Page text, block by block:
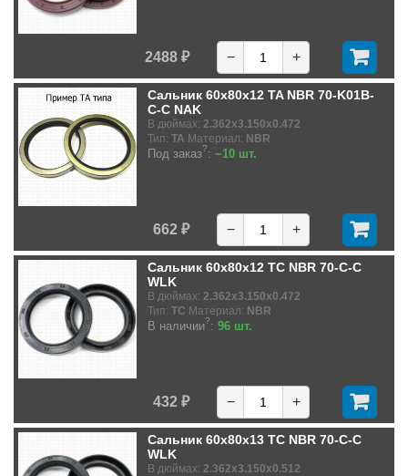
2488 ₽ − +
Сальник 60x80x12 TA NBR 70-K01B-
C-C NAK
В дюймах: 2.362x3.150x0.472
Тип: TA Материал: NBR
Под заказ?: ~10 шт.
662 ₽ − +
Сальник 60x80x12 TC NBR 70-C-C
WLK
В дюймах: 2.362x3.150x0.472
Тип: TC Материал: NBR
В наличии?: 96 шт.
432 ₽ − +
Сальник 60x80x13 TC NBR 70-C-C
WLK
В дюймах: 2.362x3.150x0.512